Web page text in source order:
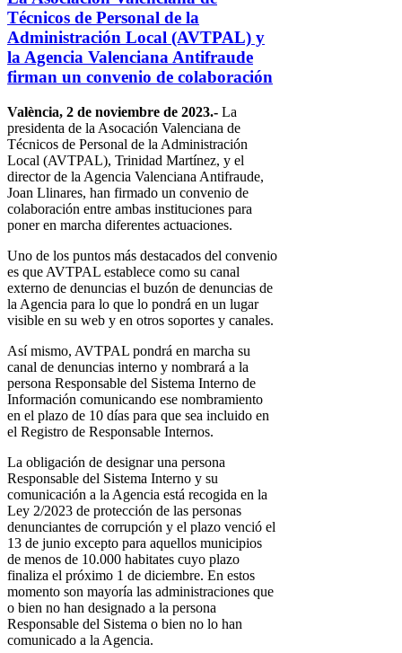
Técnicos de Personal de la
Administración Local (AVTPAL) y
la Agencia Valenciana Antifraude
firman un convenio de colaboración
València, 2 de noviembre de 2023.- La
presidenta de la Asocación Valenciana de
Técnicos de Personal de la Administración
Local (AVTPAL), Trinidad Martínez, y el
director de la Agencia Valenciana Antifraude,
Joan Llinares, han firmado un convenio de
colaboración entre ambas instituciones para
poner en marcha diferentes actuaciones.
Uno de los puntos más destacados del convenio
es que AVTPAL establece como su canal
externo de denuncias el buzón de denuncias de
la Agencia para lo que lo pondrá en un lugar
visible en su web y en otros soportes y canales.
Así mismo, AVTPAL pondrá en marcha su
canal de denuncias interno y nombrará a la
persona Responsable del Sistema Interno de
Información comunicando ese nombramiento
en el plazo de 10 días para que sea incluido en
el Registro de Responsable Internos.
La obligación de designar una persona
Responsable del Sistema Interno y su
comunicación a la Agencia está recogida en la
Ley 2/2023 de protección de las personas
denunciantes de corrupción y el plazo venció el
13 de junio excepto para aquellos municipios
de menos de 10.000 habitates cuyo plazo
finaliza el próximo 1 de diciembre. En estos
momento son mayoría las administraciones que
o bien no han designado a la persona
Responsable del Sistema o bien no lo han
comunicado a la Agencia.